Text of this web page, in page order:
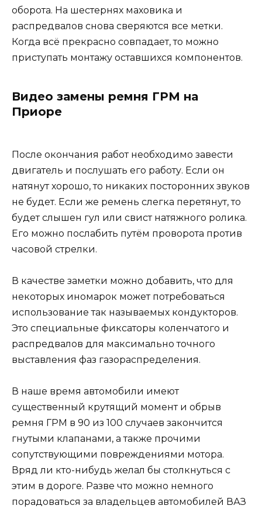
оборота. На шестернях маховика и
распредвалов снова сверяются все метки.
Когда всё прекрасно совпадает, то можно
приступать монтажу оставшихся компонентов.
Видео замены ремня ГРМ на
Приоре
После окончания работ необходимо завести
двигатель и послушать его работу. Если он
натянут хорошо, то никаких посторонних звуков
не будет. Если же ремень слегка перетянут, то
будет слышен гул или свист натяжного ролика.
Его можно послабить путём проворота против
часовой стрелки.
В качестве заметки можно добавить, что для
некоторых иномарок может потребоваться
использование так называемых кондукторов.
Это специальные фиксаторы коленчатого и
распредвалов для максимально точного
выставления фаз газораспределения.
В наше время автомобили имеют
существенный крутящий момент и обрыв
ремня ГРМ в 90 из 100 случаев закончится
гнутыми клапанами, а также прочими
сопутствующими повреждениями мотора.
Вряд ли кто-нибудь желал бы столкнуться с
этим в дороге. Разве что можно немного
порадоваться за владельцев автомобилей ВАЗ